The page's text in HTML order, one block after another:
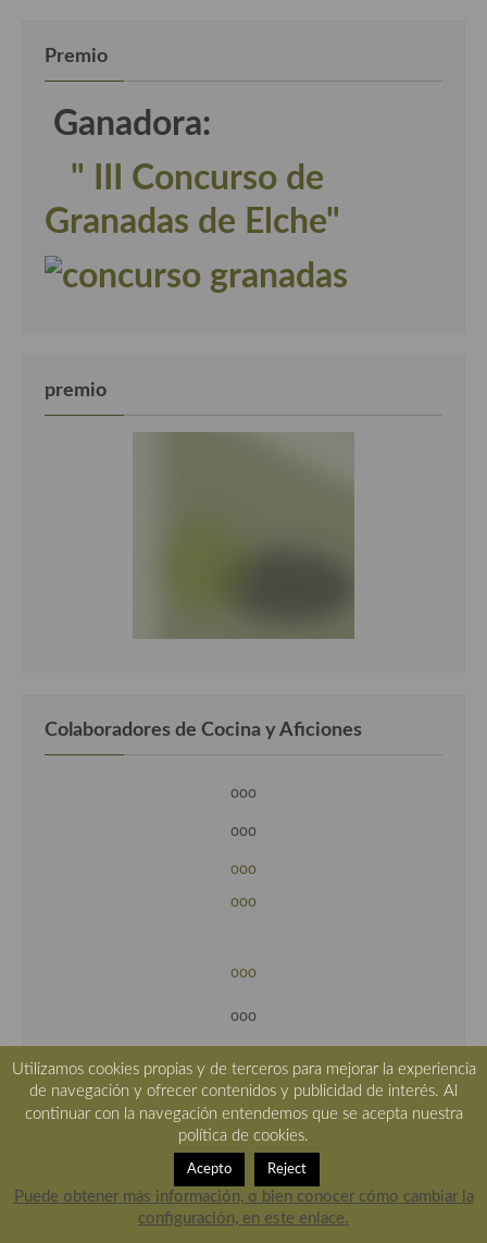
Premio
Ganadora:
" III Concurso de
Granadas de Elche"
premio
Colaboradores de Cocina y Aficiones
ooo
ooo
ooo
ooo
ooo
ooo
ooo
ooo
Utilizamos cookies propias y de terceros para mejorar la experiencia
de navegación y ofrecer contenidos y publicidad de interés. Al
continuar con la navegación entendemos que se acepta nuestra
política de cookies.
Acepto Reject
Puede obtener más información, o bien conocer cómo cambiar la
configuración, en este enlace.